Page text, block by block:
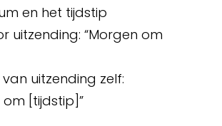
en het tijdstip
uitzending: “Morgen om
uitzending zelf:
[tijdstip]”